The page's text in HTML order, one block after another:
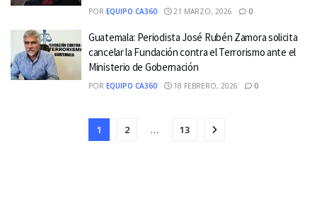
POR EQUIPO CA360 21 MARZO, 2026 0
Guatemala: Periodista José Rubén Zamora solicita
cancelar la Fundación contra el Terrorismo ante el
Ministerio de Gobernación
POR EQUIPO CA360 18 FEBRERO, 2026 0
1 2 … 13